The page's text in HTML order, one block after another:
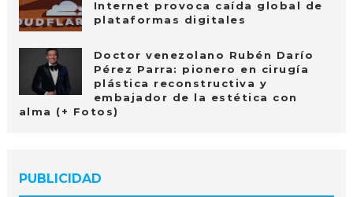
Internet provoca caída global de
plataformas digitales
Doctor venezolano Rubén Darío
Pérez Parra: pionero en cirugía
plástica reconstructiva y
embajador de la estética con
alma (+ Fotos)
PUBLICIDAD